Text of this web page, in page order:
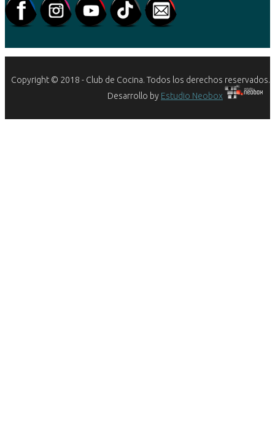
Copyright © 2018 - Club de Cocina. Todos los derechos reservados.
Desarrollo by Estudio Neobox